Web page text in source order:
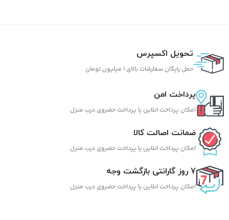
تحویل اکسپرس
حمل رایگان سفارشات بالای 1 میلیون تومان
پرداخت امن
امکان پرداخت انلاین یا پرداخت حضروی درب منزل
ضمانت اصالت کالا
امکان پرداخت انلاین یا پرداخت حضروی درب منزل
7 روز گارانتی بازگشت وجه
امکان پرداخت انلاین یا پرداخت حضروی درب منزل